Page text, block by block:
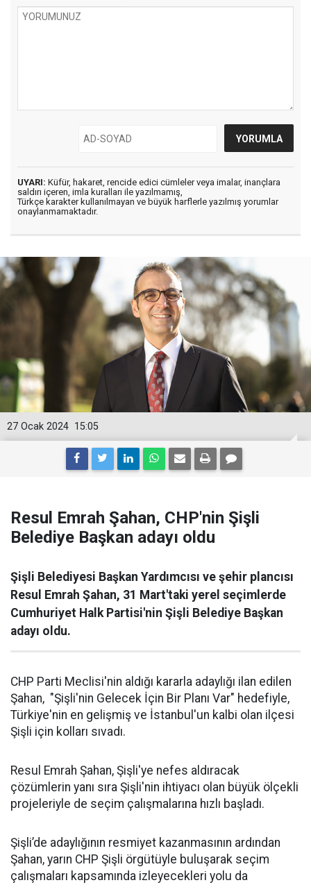
UYARI: Küfür, hakaret, rencide edici cümleler veya imalar, inançlara
saldırı içeren, imla kuralları ile yazılmamış,
Türkçe karakter kullanılmayan ve büyük harflerle yazılmış yorumlar
onaylanmamaktadır.
15:05
27 Ocak 2024
Resul Emrah Şahan, CHP'nin Şişli
Belediye Başkan adayı oldu
Şişli Belediyesi Başkan Yardımcısı ve şehir plancısı
Resul Emrah Şahan, 31 Mart'taki yerel seçimlerde
Cumhuriyet Halk Partisi'nin Şişli Belediye Başkan
adayı oldu.
CHP Parti Meclisi'nin aldığı kararla adaylığı ilan edilen
Şahan, "Şişli'nin Gelecek İçin Bir Planı Var" hedefiyle,
Türkiye'nin en gelişmiş ve İstanbul'un kalbi olan ilçesi
Şişli için kolları sıvadı.
Resul Emrah Şahan, Şişli'ye nefes aldıracak
çözümlerin yanı sıra Şişli'nin ihtiyacı olan büyük ölçekli
projeleriyle de seçim çalışmalarına hızlı başladı.
Şişli’de adaylığının resmiyet kazanmasının ardından
Şahan, yarın CHP Şişli örgütüyle buluşarak seçim
çalışmaları kapsamında izleyecekleri yolu da